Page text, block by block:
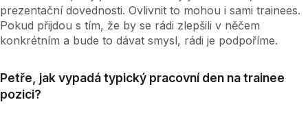
prezentační dovednosti. Ovlivnit to mohou i sami trainees.
Pokud přijdou s tím, že by se rádi zlepšili v něčem
konkrétním a bude to dávat smysl, rádi je podpoříme.
Petře, jak vypadá typický pracovní den na trainee
pozici?